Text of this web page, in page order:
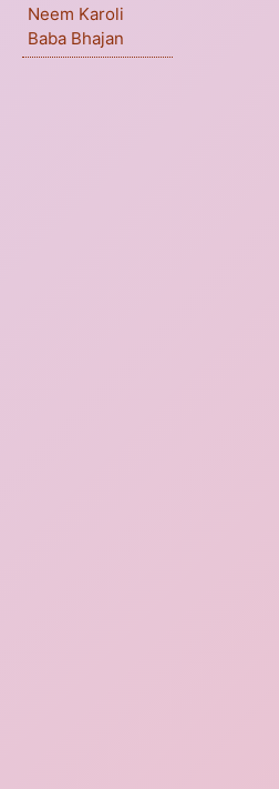
Neem Karoli
Baba Bhajan